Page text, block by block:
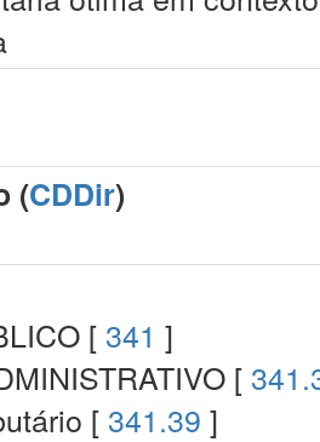
(CDDir)
[ 341 ]
[
[ 341.39 ]